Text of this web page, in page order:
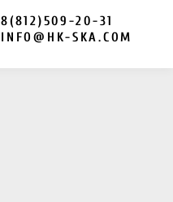
8(812)509-20-31
INFO@HK-SKA.COM